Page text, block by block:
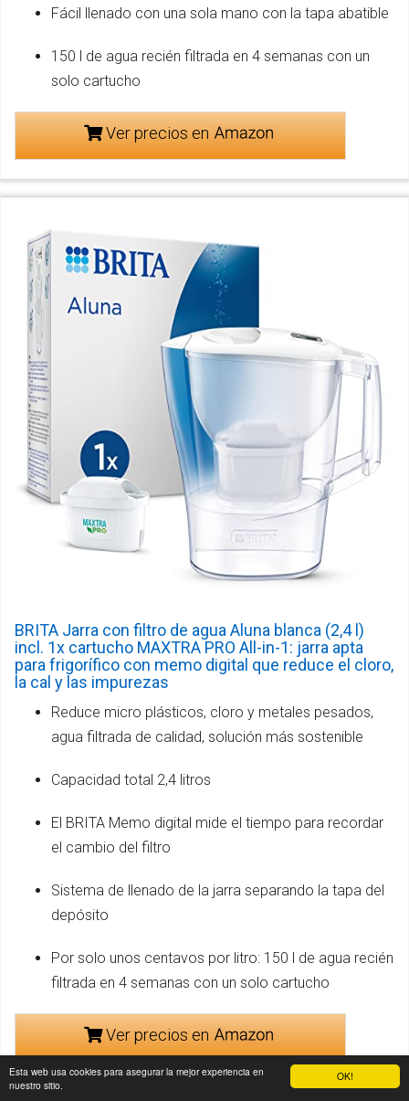
OK!
Esta web usa cookies para asegurar la mejor experiencia en
nuestro sitio.
Fácil llenado con una sola mano con la tapa abatible
150 l de agua recién filtrada en 4 semanas con un
solo cartucho
Ver precios en
BRITA Jarra con filtro de agua Aluna blanca (2,4 l)
incl. 1x cartucho MAXTRA PRO All-in-1: jarra apta
para frigorífico con memo digital que reduce el cloro,
la cal y las impurezas
Reduce micro plásticos, cloro y metales pesados,
agua filtrada de calidad, solución más sostenible
Capacidad total 2,4 litros
El BRITA Memo digital mide el tiempo para recordar
el cambio del filtro
Sistema de llenado de la jarra separando la tapa del
depósito
Por solo unos centavos por litro: 150 l de agua recién
filtrada en 4 semanas con un solo cartucho
Ver precios en